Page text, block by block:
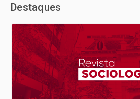
Destaques